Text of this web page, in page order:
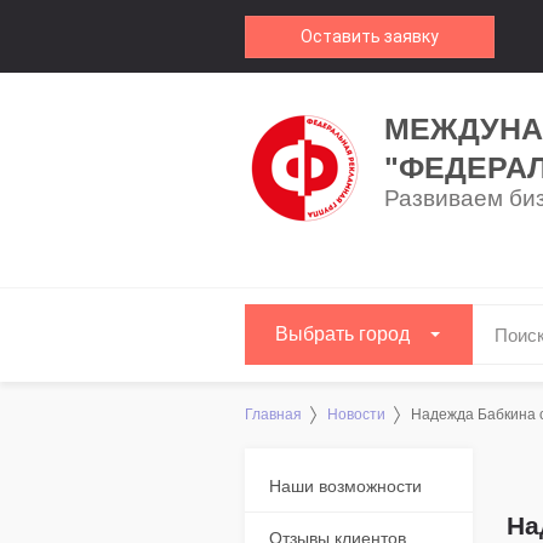
Оставить заявку
Развиваем
Выбрать город
Главная Новости Надежда Бабкина
Наши возможности
Отзывы клиентов